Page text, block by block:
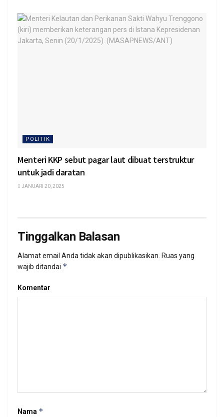
POLITIK
Menteri KKP sebut pagar laut dibuat terstruktur
untuk jadi daratan
JANUARI 20, 2025
Tinggalkan Balasan
Alamat email Anda tidak akan dipublikasikan. Ruas yang
wajib ditandai *
Komentar
Nama *